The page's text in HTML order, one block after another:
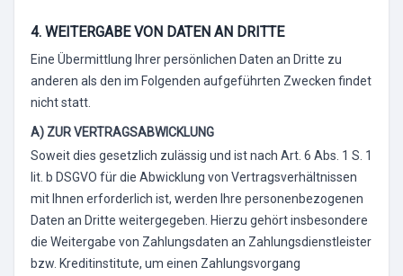
4. WEITERGABE VON DATEN AN DRITTE
Eine Übermittlung Ihrer persönlichen Daten an Dritte zu
anderen als den im Folgenden aufgeführten Zwecken findet
nicht statt.
A) ZUR VERTRAGSABWICKLUNG
Soweit dies gesetzlich zulässig und ist nach Art. 6 Abs. 1 S. 1
lit. b DSGVO für die Abwicklung von Vertragsverhältnissen
mit Ihnen erforderlich ist, werden Ihre personenbezogenen
Daten an Dritte weitergegeben. Hierzu gehört insbesondere
die Weitergabe von Zahlungsdaten an Zahlungsdienstleister
bzw. Kreditinstitute, um einen Zahlungsvorgang